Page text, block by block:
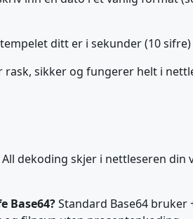
ditt er i sekunder (10
sikker og fungerer helt i
All dekoding skjer i nettleseren din
Base64?Standard Base64 bruker